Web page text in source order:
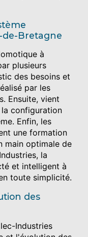
Bretagne
à
plusieurs
des besoins et
par les
Ensuite, vient
configuration
Enfin, les
une formation
main optimale de
la
et intelligent à
toute simplicité.
des
Industries